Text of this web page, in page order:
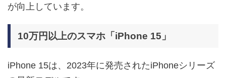
が向上しています。
10万円以上のスマホ「iPhone 15」
iPhone 15は、2023年に発売されたiPhoneシリーズ